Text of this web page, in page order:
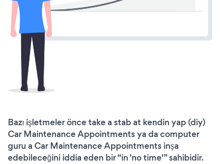
Bazı işletmeler önce take a stab at kendin yap (diy)
Car Maintenance Appointments ya da computer
guru a Car Maintenance Appointments inşa
edebileceğini iddia eden bir “in 'no time'” sahibidir.